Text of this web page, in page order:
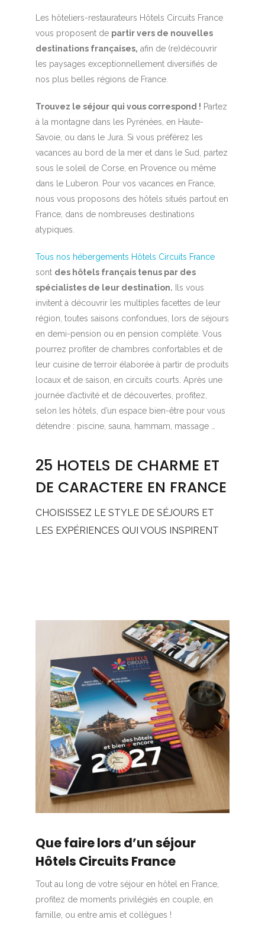
Les hôteliers-restaurateurs Hôtels Circuits France
vous proposent de partir vers de nouvelles
destinations françaises, afin de (re)découvrir
les paysages exceptionnellement diversifiés de
nos plus belles régions de France.
Trouvez le séjour qui vous correspond ! Partez
à la montagne dans les Pyrénées, en Haute-
Savoie, ou dans le Jura. Si vous préférez les
vacances au bord de la mer et dans le Sud, partez
sous le soleil de Corse, en Provence ou même
dans le Luberon. Pour vos vacances en France,
nous vous proposons des hôtels situés partout en
France, dans de nombreuses destinations
atypiques.
Tous nos hébergements Hôtels Circuits France
sont des hôtels français tenus par des
spécialistes de leur destination. Ils vous
invitent à découvrir les multiples facettes de leur
région, toutes saisons confondues, lors de séjours
en demi-pension ou en pension complète. Vous
pourrez profiter de chambres confortables et de
leur cuisine de terroir élaborée à partir de produits
locaux et de saison, en circuits courts. Après une
journée d’activité et de découvertes, profitez,
selon les hôtels, d’un espace bien-être pour vous
détendre : piscine, sauna, hammam, massage …
25 HOTELS DE CHARME ET
DE CARACTERE EN FRANCE
CHOISISSEZ LE STYLE DE SÉJOURS ET
LES EXPÉRIENCES QUI VOUS INSPIRENT
Que faire lors d’un séjour
Hôtels Circuits France
Tout au long de votre séjour en hôtel en France,
profitez de moments privilégiés en couple, en
famille, ou entre amis et collègues !